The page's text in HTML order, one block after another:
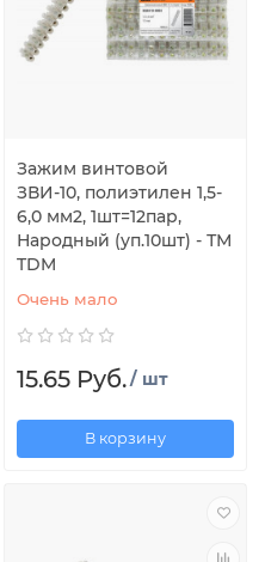
Зажим винтовой
ЗВИ-10, полиэтилен 1,5-
6,0 мм2, 1шт=12пар,
Народный (уп.10шт) - ТМ
TDM
Очень мало
15.65 Руб./ шт
В корзину